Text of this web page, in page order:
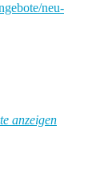
neu-
anzeigen